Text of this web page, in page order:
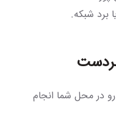
برد شبکه.
در محل شما انجام